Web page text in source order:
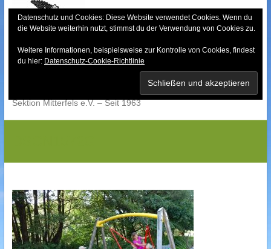
content
Bayerischer Wald-
Sektion Mitterfels e.V. – Seit 1963
Datenschutz und Cookies: Diese Website verwendet Cookies. Wenn du
die Website weiterhin nutzt, stimmst du der Verwendung von Cookies zu.
Weitere Informationen, beispielsweise zur Kontrolle von Cookies, findest
du hier: Datenschutz-Cookie-Richtlinie